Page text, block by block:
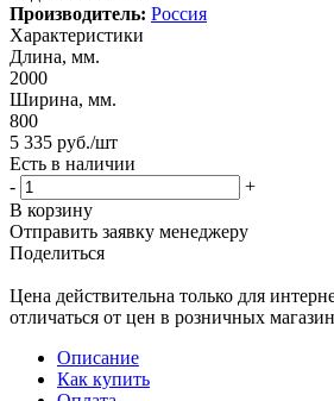
Производитель: Россия
Характеристики
Длина, мм.
2000
Ширина, мм.
800
5 335 руб./шт
Есть в наличии
-
+
В корзину
Отправить заявку менеджеру
Поделиться
Цена действительна только для
отличаться от цен в розничных
Описание
Как купить